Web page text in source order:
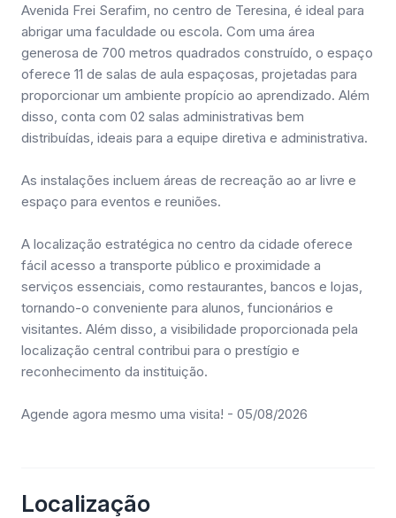
Avenida Frei Serafim, no centro de Teresina, é ideal para
abrigar uma faculdade ou escola. Com uma área
generosa de 700 metros quadrados construído, o espaço
oferece 11 de salas de aula espaçosas, projetadas para
proporcionar um ambiente propício ao aprendizado. Além
disso, conta com 02 salas administrativas bem
distribuídas, ideais para a equipe diretiva e administrativa.
As instalações incluem áreas de recreação ao ar livre e
espaço para eventos e reuniões.
A localização estratégica no centro da cidade oferece
fácil acesso a transporte público e proximidade a
serviços essenciais, como restaurantes, bancos e lojas,
tornando-o conveniente para alunos, funcionários e
visitantes. Além disso, a visibilidade proporcionada pela
localização central contribui para o prestígio e
reconhecimento da instituição.
Agende agora mesmo uma visita! - 05/08/2026
Localização